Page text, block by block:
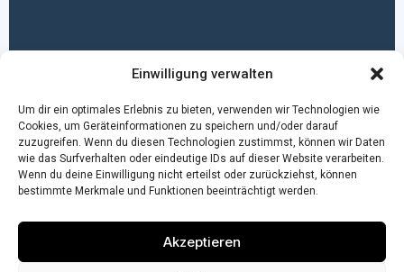
Einwilligung verwalten
Um dir ein optimales Erlebnis zu bieten, verwenden wir Technologien wie
Cookies, um Geräteinformationen zu speichern und/oder darauf
zuzugreifen. Wenn du diesen Technologien zustimmst, können wir Daten
wie das Surfverhalten oder eindeutige IDs auf dieser Website verarbeiten.
Wenn du deine Einwilligung nicht erteilst oder zurückziehst, können
bestimmte Merkmale und Funktionen beeinträchtigt werden.
Akzeptieren